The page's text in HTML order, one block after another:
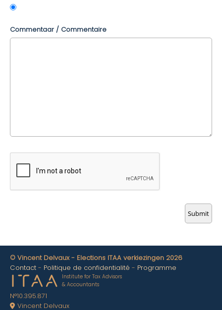
Commentaar / Commentaire
© Vincent Delvaux - Elections ITAA verkiezingen 2026
Contact
Politique de confidentialité Programme
Institute for Tax Advisors
& Accountants
N°10.395.871
Vincent Delvaux